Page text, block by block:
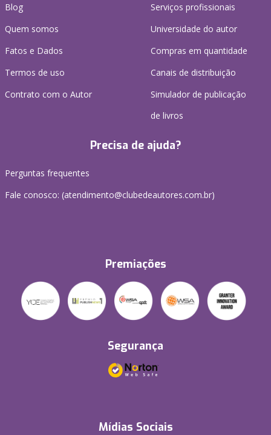
Blog
Quem somos
Fatos e Dados
Termos de uso
Contrato com o Autor
Serviços profissionais
Universidade do autor
Compras em quantidade
Canais de distribuição
Simulador de publicação
de livros
Precisa de ajuda?
Perguntas frequentes
Fale conosco: (atendimento@clubedeautores.com.br)
Premiações
Segurança
Mídias Sociais